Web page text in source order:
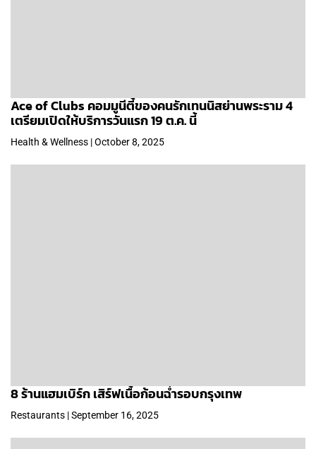
Ace of Clubs คอมมูนีตี้ของคนรักเทนนิสย่านพระราม 4
เตรียมเปิดให้บริการวันแรก 19 ต.ค. นี้
Health & Wellness | October 8, 2025
8 ร้านแฮมเบิร์ก เสิร์ฟเนื้อก้อนฉ่ำรอบกรุงเทพ
Restaurants | September 16, 2025